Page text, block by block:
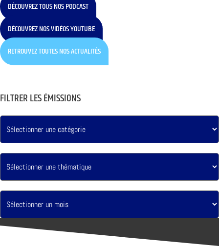
DÉCOUVREZ TOUS NOS PODCAST
DÉCOUVREZ NOS VIDÉOS YOUTUBE
RETROUVEZ TOUTES NOS ACTUALITÉS
FILTRER LES ÉMISSIONS